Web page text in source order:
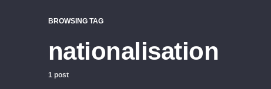
BROWSING TAG
nationalisation
1 post